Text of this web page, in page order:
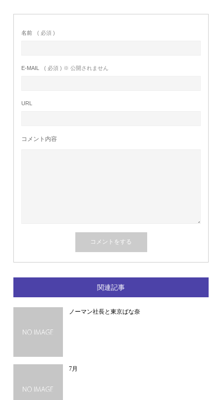
名前 ( 必須 )
E-MAIL ( 必須 ) ※ 公開されません
URL
コメント内容
関連記事
ノーマン社長と東京ばな奈
7月